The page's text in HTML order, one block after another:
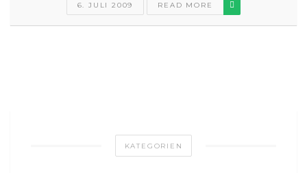
6. JULI 2009 READ MORE
KATEGORIEN